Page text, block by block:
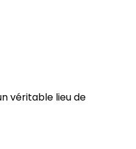
véritable lieu de